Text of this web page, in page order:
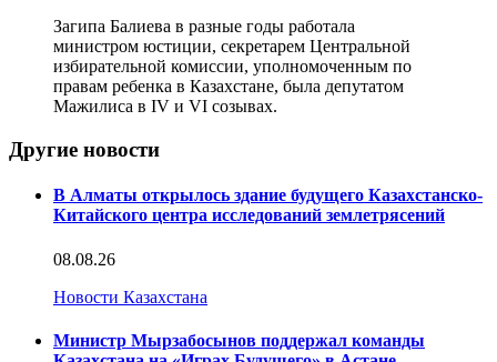
Загипа Балиева в разные годы работала
министром юстиции, секретарем Центральной
избирательной комиссии, уполномоченным по
правам ребенка в Казахстане, была депутатом
Мажилиса в IV и VI созывах.
Другие новости
В Алматы открылось здание будущего Казахстанско-
Китайского центра исследований землетрясений
08.08.26
Новости Казахстана
Министр Мырзабосынов поддержал команды